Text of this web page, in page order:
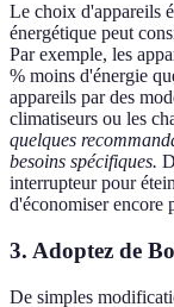
Le choix d'appareils
énergétique peut
Par exemple, les
% moins d'énergie
appareils par des
climatiseurs ou les
quelques
besoins spécifiques.
interrupteur pour
d'économiser encore
3. Adoptez de
De simples